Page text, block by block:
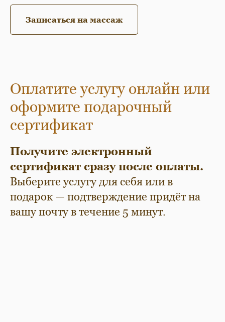
Записаться на массаж
Оплатите услугу онлайн или
оформите подарочный
сертификат
Получите электронный
сертификат сразу после оплаты.
Выберите услугу для себя или в
подарок — подтверждение придёт на
вашу почту в течение 5 минут.